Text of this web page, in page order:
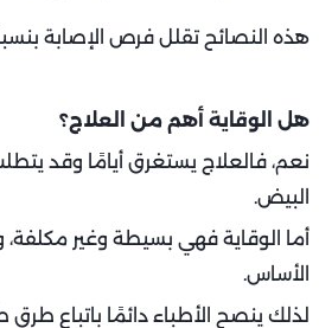
هذه النصائح تقلل فرص الإصابة
هل الوقاية أهم من العلاج؟
نعم، فالعلاج يستغرق أيامًا وقد
البيض.
أما الوقاية فهي بسيطة وغير
الأساس.
لذلك ينصح الأطباء دائمًا باتباع طرق